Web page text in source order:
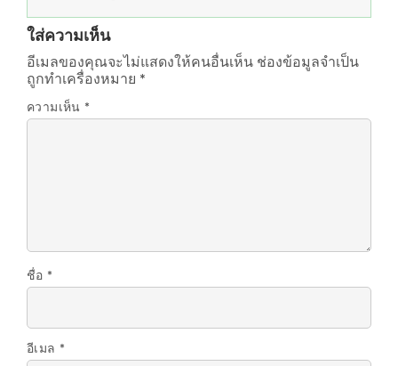
ใส่ความเห็น
อีเมลของคุณจะไม่แสดงให้คนอื่นเห็น ช่องข้อมูลจำเป็น
ถูกทำเครื่องหมาย *
ความเห็น *
ชื่อ *
อีเมล *